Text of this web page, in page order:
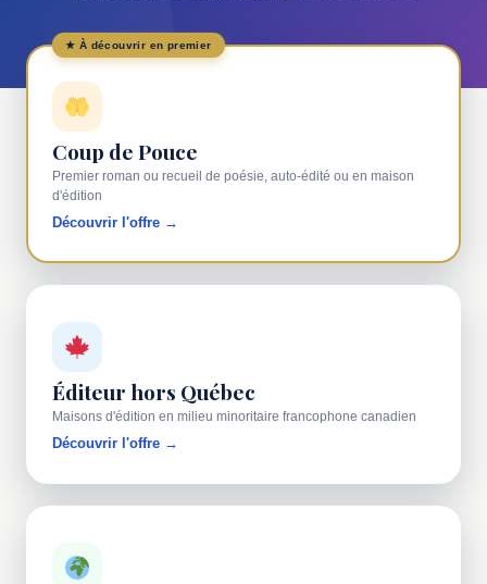
★ À découvrir en premier
Coup de Pouce
Premier roman ou recueil de poésie, auto-édité ou en maison
d'édition
Découvrir l'offre →
Éditeur hors Québec
Maisons d'édition en milieu minoritaire francophone canadien
Découvrir l'offre →